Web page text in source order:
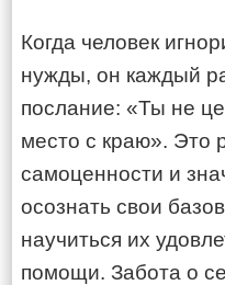
Когда человек
нужды, он каждый
послание: «Ты не
место с краю». Это
самоценности и
осознать свои
научиться их
помощи. Забота о